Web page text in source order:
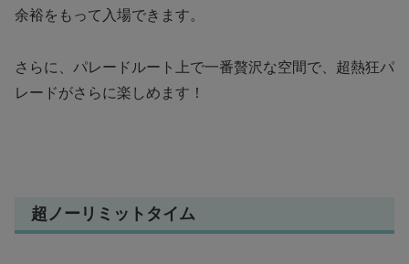
余裕をもって入場できます。
さらに、パレードルート上で一番贅沢な空間で、超熱狂パ
レードがさらに楽しめます！
超ノーリミットタイム